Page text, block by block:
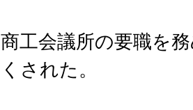
商工会議所の要職を
くされた。